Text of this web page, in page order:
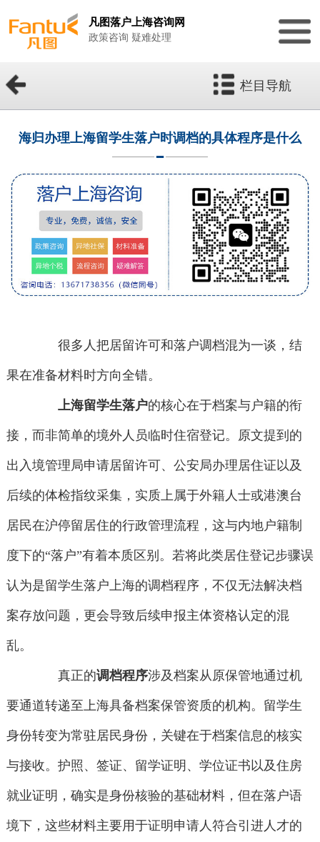
凡图落户上海咨询网
政策咨询 疑难处理
栏目导航
海归办理上海留学生落户时调档的具体程序是什么
很多人把居留许可和落户调档混为一谈，结
果在准备材料时方向全错。
上海留学生落户的核心在于档案与户籍的衔
接，而非简单的境外人员临时住宿登记。原文提到的
出入境管理局申请居留许可、公安局办理居住证以及
后续的体检指纹采集，实质上属于外籍人士或港澳台
居民在沪停留居住的行政管理流程，这与内地户籍制
度下的“落户”有着本质区别。若将此类居住登记步骤误
认为是留学生落户上海的调档程序，不仅无法解决档
案存放问题，更会导致后续申报主体资格认定的混
乱。
真正的调档程序涉及档案从原保管地通过机
要通道转递至上海具备档案保管资质的机构。留学生
身份转变为常驻居民身份，关键在于档案信息的核实
与接收。护照、签证、留学证明、学位证书以及住房
就业证明，确实是身份核验的基础材料，但在落户语
境下，这些材料主要用于证明申请人符合引进人才的